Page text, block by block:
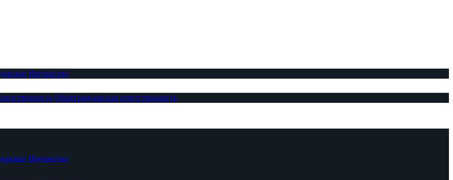
Имущество
Общегражданская ответственность
Имущество